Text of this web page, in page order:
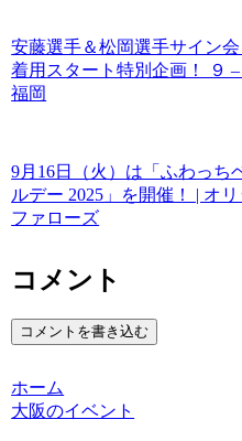
安藤選手＆松岡選手サイン
着用スタート特別企画！ ９
福岡
9月16日（火）は「ふわっち
ルデー 2025」を開催！ | オ
ファローズ
コメント
コメントを書き込む
ホーム
大阪のイベント